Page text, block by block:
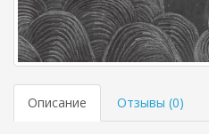
Описание Отзывы (0)